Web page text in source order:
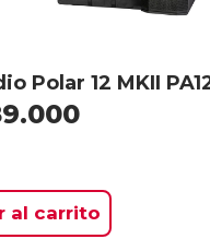
Polar 12 MKII
al carrito